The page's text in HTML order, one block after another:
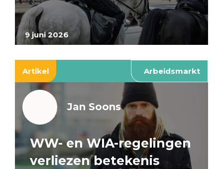
9 juni 2026
Artikel Arbeidsmarkt
Jan Soons
WW- en WIA-regelingen
verliezen betekenis